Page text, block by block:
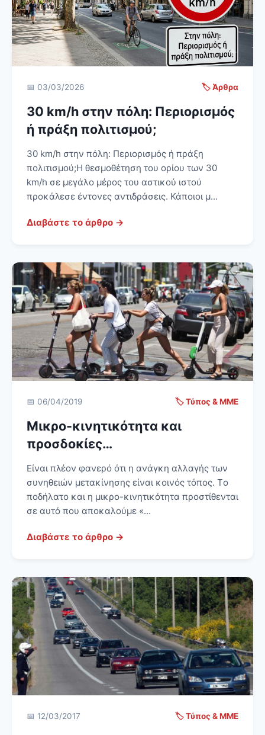
📅 03/03/2026 🏷️ Άρθρα
30 km/h στην πόλη: Περιορισμός
ή πράξη πολιτισμού;
30 km/h στην πόλη: Περιορισμός ή πράξη
πολιτισμού;Η θεσμοθέτηση του ορίου των 30
km/h σε μεγάλο μέρος του αστικού ιστού
προκάλεσε έντονες αντιδράσεις. Κάποιοι μ...
Διαβάστε το άρθρο →
📅 06/04/2019 🏷️ Τύπος & ΜΜΕ
Μικρο-κινητικότητα και
προσδοκίες…
Είναι πλέον φανερό ότι η ανάγκη αλλαγής των
συνηθειών μετακίνησης είναι κοινός τόπος. Tο
ποδήλατο και η μικρο-κινητικότητα προστίθενται
σε αυτό που αποκαλούμε «...
Διαβάστε το άρθρο →
📅 12/03/2017 🏷️ Τύπος & ΜΜΕ